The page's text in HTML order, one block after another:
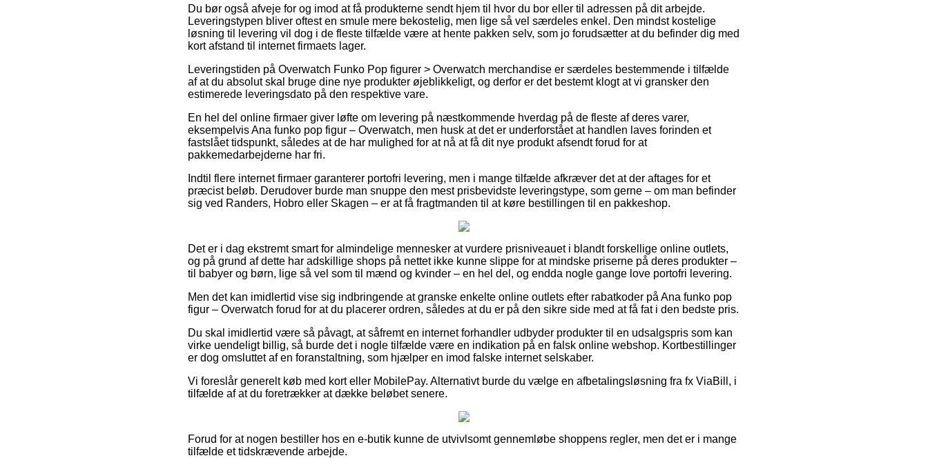
Du bør også afveje for og imod at få produkterne sendt hjem til hvor du bor eller til adressen på dit arbejde.
Leveringstypen bliver oftest en smule mere bekostelig, men lige så vel særdeles enkel. Den mindst kostelige
løsning til levering vil dog i de fleste tilfælde være at hente pakken selv, som jo forudsætter at du befinder dig med
kort afstand til internet firmaets lager.
Leveringstiden på Overwatch Funko Pop figurer > Overwatch merchandise er særdeles bestemmende i tilfælde
af at du absolut skal bruge dine nye produkter øjeblikkeligt, og derfor er det bestemt klogt at vi gransker den
estimerede leveringsdato på den respektive vare.
En hel del online firmaer giver løfte om levering på næstkommende hverdag på de fleste af deres varer,
eksempelvis Ana funko pop figur – Overwatch, men husk at det er underforstået at handlen laves forinden et
fastslået tidspunkt, således at de har mulighed for at nå at få dit nye produkt afsendt forud for at
pakkemedarbejderne har fri.
Indtil flere internet firmaer garanterer portofri levering, men i mange tilfælde afkræver det at der aftages for et
præcist beløb. Derudover burde man snuppe den mest prisbevidste leveringstype, som gerne – om man befinder
sig ved Randers, Hobro eller Skagen – er at få fragtmanden til at køre bestillingen til en pakkeshop.
Det er i dag ekstremt smart for almindelige mennesker at vurdere prisniveauet i blandt forskellige online outlets,
og på grund af dette har adskillige shops på nettet ikke kunne slippe for at mindske priserne på deres produkter –
til babyer og børn, lige så vel som til mænd og kvinder – en hel del, og endda nogle gange love portofri levering.
Men det kan imidlertid vise sig indbringende at granske enkelte online outlets efter rabatkoder på Ana funko pop
figur – Overwatch forud for at du placerer ordren, således at du er på den sikre side med at få fat i den bedste pris.
Du skal imidlertid være så påvagt, at såfremt en internet forhandler udbyder produkter til en udsalgspris som kan
virke uendeligt billig, så burde det i nogle tilfælde være en indikation på en falsk online webshop. Kortbestillinger
er dog omsluttet af en foranstaltning, som hjælper en imod falske internet selskaber.
Vi foreslår generelt køb med kort eller MobilePay. Alternativt burde du vælge en afbetalingsløsning fra fx ViaBill, i
tilfælde af at du foretrækker at dække beløbet senere.
Forud for at nogen bestiller hos en e-butik kunne de utvivlsomt gennemløbe shoppens regler, men det er i mange
tilfælde et tidskrævende arbejde.